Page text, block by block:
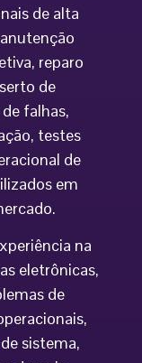
de alta
reparo
de
falhas,
testes
de
em
na
eletrônicas,
de
sistema,